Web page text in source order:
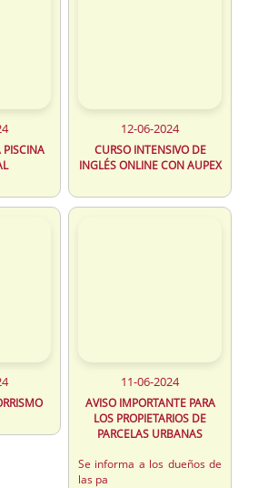
PISCINA
12-06-2024
CURSO INTENSIVO DE
INGLÉS ONLINE CON AUPEX
11-06-2024
AVISO IMPORTANTE PARA
LOS PROPIETARIOS DE
PARCELAS URBANAS
Se informa a los dueños de
las pa